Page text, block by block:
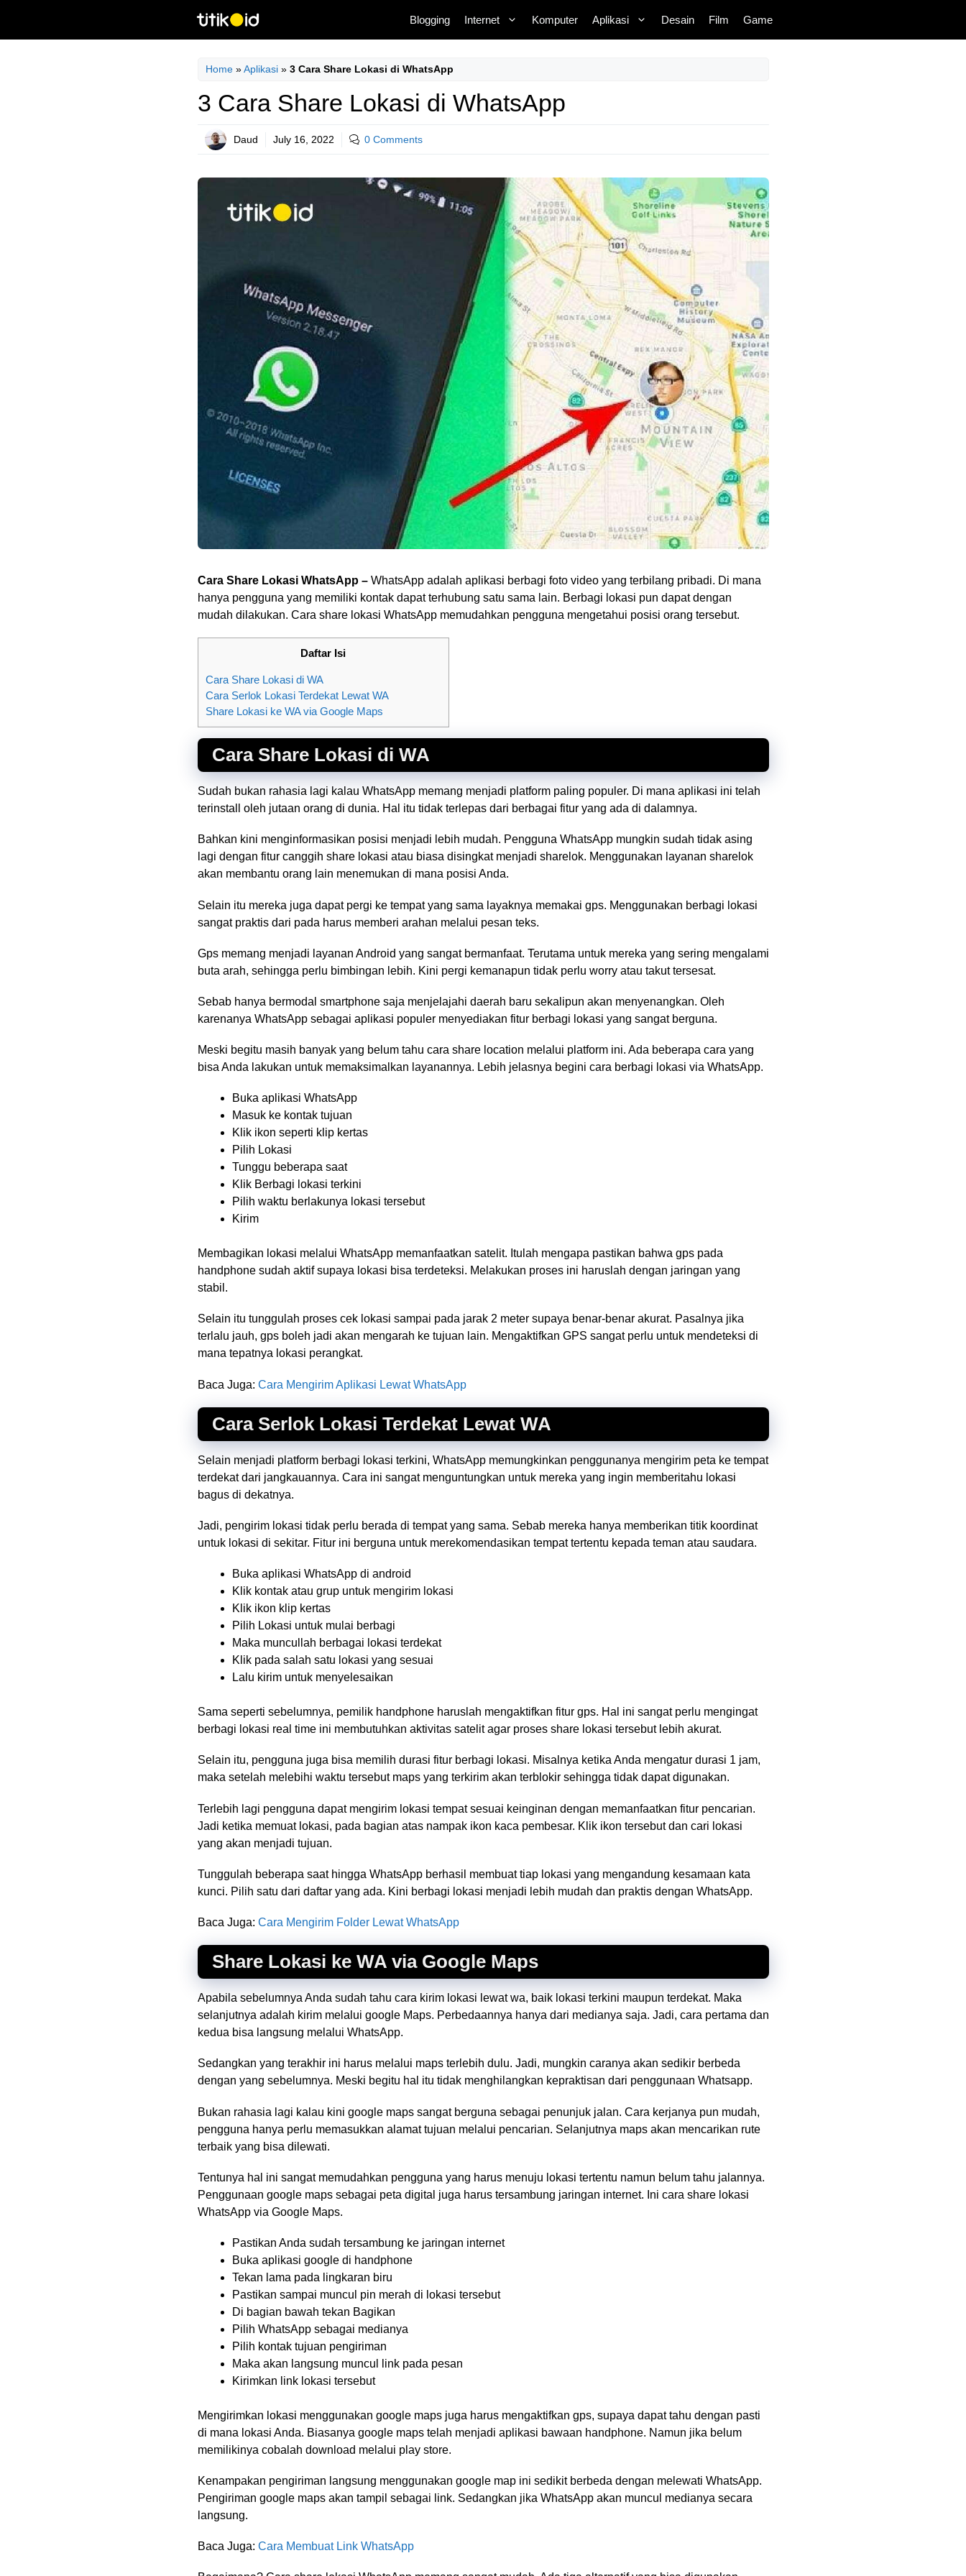
content
Blogging Internet Komputer Aplikasi Desain Film Game
Home»Aplikasi» 3 Cara Share Lokasi di WhatsApp
3 Cara Share Lokasi di WhatsApp
Daud July 16, 2022 0 Comments
Cara Share Lokasi WhatsApp – WhatsApp adalah aplikasi berbagi foto video yang terbilang pribadi. Di mana
hanya pengguna yang memiliki kontak dapat terhubung satu sama lain. Berbagi lokasi pun dapat dengan
mudah dilakukan. Cara share lokasi WhatsApp memudahkan pengguna mengetahui posisi orang tersebut.
Daftar Isi
Cara Share Lokasi di WA
Cara Serlok Lokasi Terdekat Lewat WA
Share Lokasi ke WA via Google Maps
Cara Share Lokasi di WA
Sudah bukan rahasia lagi kalau WhatsApp memang menjadi platform paling populer. Di mana aplikasi ini telah
terinstall oleh jutaan orang di dunia. Hal itu tidak terlepas dari berbagai fitur yang ada di dalamnya.
Bahkan kini menginformasikan posisi menjadi lebih mudah. Pengguna WhatsApp mungkin sudah tidak asing
lagi dengan fitur canggih share lokasi atau biasa disingkat menjadi sharelok. Menggunakan layanan sharelok
akan membantu orang lain menemukan di mana posisi Anda.
Selain itu mereka juga dapat pergi ke tempat yang sama layaknya memakai gps. Menggunakan berbagi lokasi
sangat praktis dari pada harus memberi arahan melalui pesan teks.
Gps memang menjadi layanan Android yang sangat bermanfaat. Terutama untuk mereka yang sering mengalami
buta arah, sehingga perlu bimbingan lebih. Kini pergi kemanapun tidak perlu worry atau takut tersesat.
Sebab hanya bermodal smartphone saja menjelajahi daerah baru sekalipun akan menyenangkan. Oleh
karenanya WhatsApp sebagai aplikasi populer menyediakan fitur berbagi lokasi yang sangat berguna.
Meski begitu masih banyak yang belum tahu cara share location melalui platform ini. Ada beberapa cara yang
bisa Anda lakukan untuk memaksimalkan layanannya. Lebih jelasnya begini cara berbagi lokasi via WhatsApp.
Buka aplikasi WhatsApp
Masuk ke kontak tujuan
Klik ikon seperti klip kertas
Pilih Lokasi
Tunggu beberapa saat
Klik Berbagi lokasi terkini
Pilih waktu berlakunya lokasi tersebut
Kirim
Membagikan lokasi melalui WhatsApp memanfaatkan satelit. Itulah mengapa pastikan bahwa gps pada
handphone sudah aktif supaya lokasi bisa terdeteksi. Melakukan proses ini haruslah dengan jaringan yang
stabil.
Selain itu tunggulah proses cek lokasi sampai pada jarak 2 meter supaya benar-benar akurat. Pasalnya jika
terlalu jauh, gps boleh jadi akan mengarah ke tujuan lain. Mengaktifkan GPS sangat perlu untuk mendeteksi di
mana tepatnya lokasi perangkat.
Baca Juga: Cara Mengirim Aplikasi Lewat WhatsApp
Cara Serlok Lokasi Terdekat Lewat WA
Selain menjadi platform berbagi lokasi terkini, WhatsApp memungkinkan penggunanya mengirim peta ke tempat
terdekat dari jangkauannya. Cara ini sangat menguntungkan untuk mereka yang ingin memberitahu lokasi
bagus di dekatnya.
Jadi, pengirim lokasi tidak perlu berada di tempat yang sama. Sebab mereka hanya memberikan titik koordinat
untuk lokasi di sekitar. Fitur ini berguna untuk merekomendasikan tempat tertentu kepada teman atau saudara.
Buka aplikasi WhatsApp di android
Klik kontak atau grup untuk mengirim lokasi
Klik ikon klip kertas
Pilih Lokasi untuk mulai berbagi
Maka muncullah berbagai lokasi terdekat
Klik pada salah satu lokasi yang sesuai
Lalu kirim untuk menyelesaikan
Sama seperti sebelumnya, pemilik handphone haruslah mengaktifkan fitur gps. Hal ini sangat perlu mengingat
berbagi lokasi real time ini membutuhkan aktivitas satelit agar proses share lokasi tersebut lebih akurat.
Selain itu, pengguna juga bisa memilih durasi fitur berbagi lokasi. Misalnya ketika Anda mengatur durasi 1 jam,
maka setelah melebihi waktu tersebut maps yang terkirim akan terblokir sehingga tidak dapat digunakan.
Terlebih lagi pengguna dapat mengirim lokasi tempat sesuai keinginan dengan memanfaatkan fitur pencarian.
Jadi ketika memuat lokasi, pada bagian atas nampak ikon kaca pembesar. Klik ikon tersebut dan cari lokasi
yang akan menjadi tujuan.
Tunggulah beberapa saat hingga WhatsApp berhasil membuat tiap lokasi yang mengandung kesamaan kata
kunci. Pilih satu dari daftar yang ada. Kini berbagi lokasi menjadi lebih mudah dan praktis dengan WhatsApp.
Baca Juga: Cara Mengirim Folder Lewat WhatsApp
Share Lokasi ke WA via Google Maps
Apabila sebelumnya Anda sudah tahu cara kirim lokasi lewat wa, baik lokasi terkini maupun terdekat. Maka
selanjutnya adalah kirim melalui google Maps. Perbedaannya hanya dari medianya saja. Jadi, cara pertama dan
kedua bisa langsung melalui WhatsApp.
Sedangkan yang terakhir ini harus melalui maps terlebih dulu. Jadi, mungkin caranya akan sedikir berbeda
dengan yang sebelumnya. Meski begitu hal itu tidak menghilangkan kepraktisan dari penggunaan Whatsapp.
Bukan rahasia lagi kalau kini google maps sangat berguna sebagai penunjuk jalan. Cara kerjanya pun mudah,
pengguna hanya perlu memasukkan alamat tujuan melalui pencarian. Selanjutnya maps akan mencarikan rute
terbaik yang bisa dilewati.
Tentunya hal ini sangat memudahkan pengguna yang harus menuju lokasi tertentu namun belum tahu jalannya.
Penggunaan google maps sebagai peta digital juga harus tersambung jaringan internet. Ini cara share lokasi
WhatsApp via Google Maps.
Pastikan Anda sudah tersambung ke jaringan internet
Buka aplikasi google di handphone
Tekan lama pada lingkaran biru
Pastikan sampai muncul pin merah di lokasi tersebut
Di bagian bawah tekan Bagikan
Pilih WhatsApp sebagai medianya
Pilih kontak tujuan pengiriman
Maka akan langsung muncul link pada pesan
Kirimkan link lokasi tersebut
Mengirimkan lokasi menggunakan google maps juga harus mengaktifkan gps, supaya dapat tahu dengan pasti
di mana lokasi Anda. Biasanya google maps telah menjadi aplikasi bawaan handphone. Namun jika belum
memilikinya cobalah download melalui play store.
Kenampakan pengiriman langsung menggunakan google map ini sedikit berbeda dengan melewati WhatsApp.
Pengiriman google maps akan tampil sebagai link. Sedangkan jika WhatsApp akan muncul medianya secara
langsung.
Baca Juga: Cara Membuat Link WhatsApp